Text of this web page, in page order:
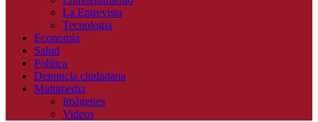
La Entrevista
Tecnologia
Economía
Salud
Política
Denuncia ciudadana
Multimedia
Imágenes
Videos